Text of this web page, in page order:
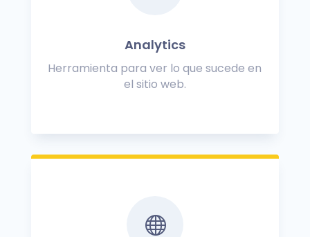
Analytics
Herramienta para ver lo que sucede en
el sitio web.
